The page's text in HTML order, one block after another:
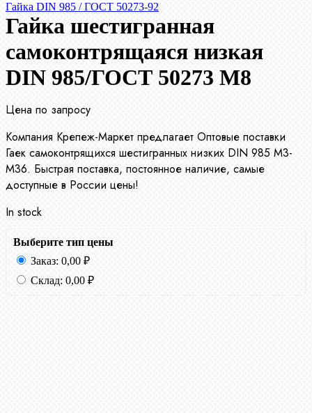
Гайка DIN 985 / ГОСТ 50273-92
Гайка шестигранная
самоконтрящаяся низкая
DIN 985/ГОСТ 50273 М8
Цена по запросу
Компания Крепеж-Маркет предлагает Оптовые поставки
Гаек самоконтрящихся шестигранных низких DIN 985 М3-
М36. Быстрая поставка, постоянное наличие, самые
доступные в России цены!
In stock
Выберите тип цены
Заказ: 0,00 ₽
Склад: 0,00 ₽